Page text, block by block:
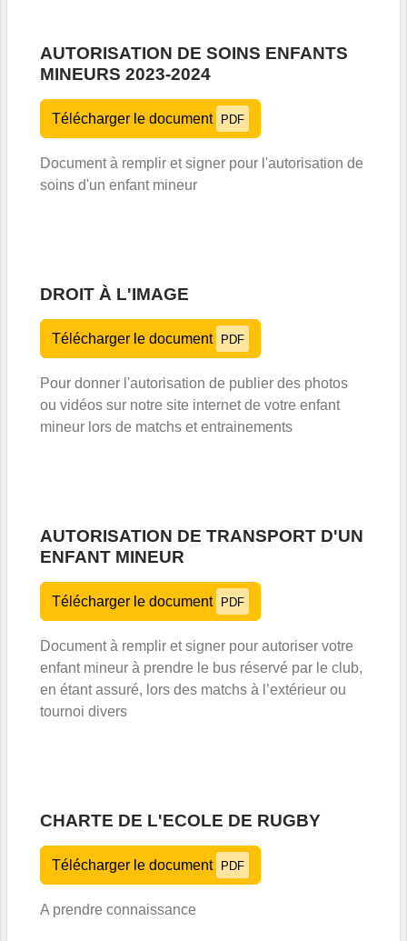
AUTORISATION DE SOINS ENFANTS
MINEURS 2023-2024
Télécharger le document PDF
Document à remplir et signer pour l'autorisation de
soins d'un enfant mineur
DROIT À L'IMAGE
Télécharger le document PDF
Pour donner l'autorisation de publier des photos
ou vidéos sur notre site internet de votre enfant
mineur lors de matchs et entrainements
AUTORISATION DE TRANSPORT D'UN
ENFANT MINEUR
Télécharger le document PDF
Document à remplir et signer pour autoriser votre
enfant mineur à prendre le bus réservé par le club,
en étant assuré, lors des matchs à l’extérieur ou
tournoi divers
CHARTE DE L'ECOLE DE RUGBY
Télécharger le document PDF
A prendre connaissance